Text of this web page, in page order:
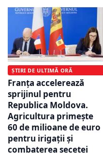
ȘTIRI DE ULTIMĂ ORĂ
Franța accelerează
sprijinul pentru
Republica Moldova.
Agricultura primește
60 de milioane de euro
pentru irigații și
combaterea secetei